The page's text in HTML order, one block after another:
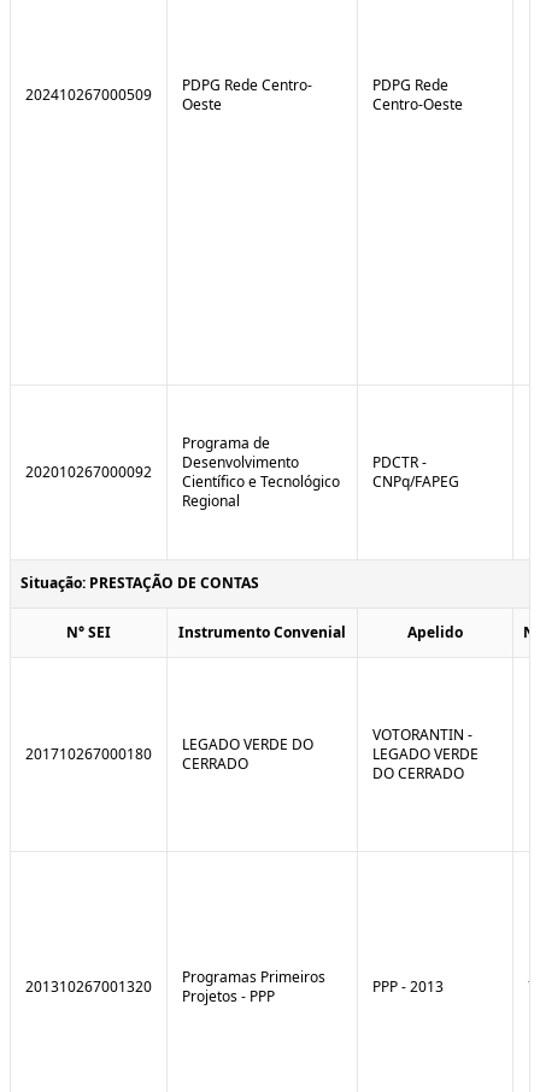
202410267000509
PDPG Rede Centro-
Oeste
PDPG Rede
Centro-Oeste
202010267000092
Programa de
Desenvolvimento
Científico e Tecnológico
Regional
PDCTR -
CNPq/FAPEG
Situação: PRESTAÇÃO DE CONTAS
N° SEI Instrumento Convenial Apelido
201710267000180
LEGADO VERDE DO
CERRADO
VOTORANTIN -
LEGADO VERDE
DO CERRADO
201310267001320
Programas Primeiros
Projetos - PPP
PPP - 2013